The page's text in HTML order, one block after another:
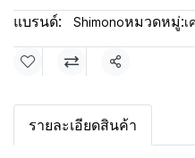
แบรนด์: Shimonoหมวดหมู่:เ
แชร์
รายละเอียดสินค้า